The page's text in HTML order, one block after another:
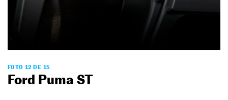
FOTO 12 DE 15
Ford Puma ST